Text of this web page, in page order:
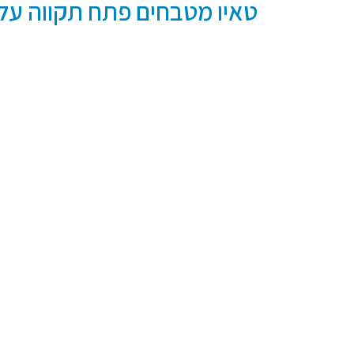
טאיו מטבחים פתח תקווה